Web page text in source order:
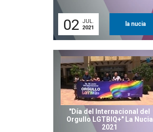
02
JUL.
2021
la nucia
"Día del Internacional del
Orgullo LGTBIQ+" La Nucia
2021